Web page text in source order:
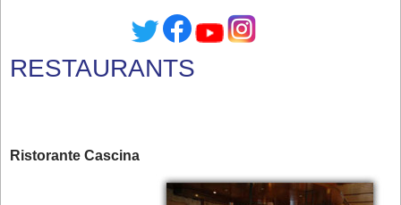
RESTAURANTS
Ristorante Cascina